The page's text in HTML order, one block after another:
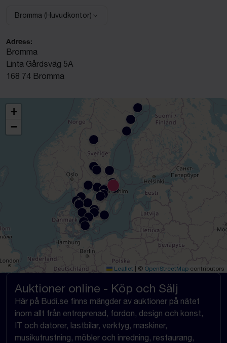
Välj anläggning:
Bromma (Huvudkontor)
Adress:
Bromma
Linta Gårdsväg 5A
168 74 Bromma
+
−
Leaflet © OpenStreetMap contributors
Auktioner online - Köp och Sälj
Här på Budi.se finns mängder av auktioner på nätet
inom allt från entreprenad, fordon, design och konst,
IT och datorer, lastbilar, verktyg, maskiner,
musikutrustning, möbler och inredning, restaurang,